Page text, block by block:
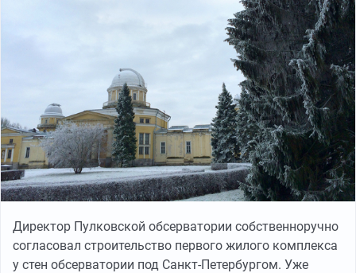
Директор Пулковской обсерватории собственноручно
согласовал строительство первого жилого комплекса
у стен обсерватории под Санкт-Петербургом. Уже